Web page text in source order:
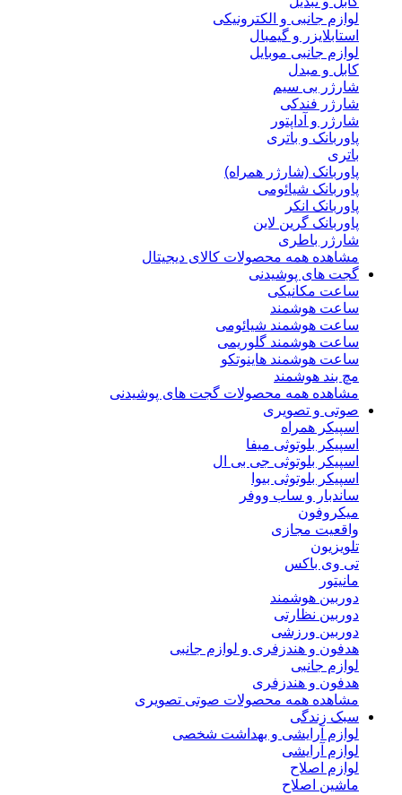
لوازم جانبی و الکترونیکی
استابلایزر و گیمبال
لوازم جانبی موبایل
کابل و مبدل
شارژر بی سیم
شارژر فندکی
شارژر و آداپتور
پاوربانک و باتری
باتری
پاوربانک (شارژر همراه)
پاوربانک شیائومی
پاوربانک انکر
پاوربانک گرین لاین
شارژر باطری
مشاهده همه محصولات کالای دیجیتال
گجت های پوشیدنی
ساعت مکانیکی
ساعت هوشمند
ساعت هوشمند شیائومی
ساعت هوشمند گلوریمی
ساعت هوشمند هاینوتکو
مچ بند هوشمند
مشاهده همه محصولات گجت های پوشیدنی
صوتی و تصویری
اسپیکر همراه
اسپیکر بلوتوثی میفا
اسپیکر بلوتوثی جی بی ال
اسپیکر بلوتوثی بیوا
ساندبار و ساب ووفر
میکروفون
واقعیت مجازی
تلویزیون
تی وی باکس
مانیتور
دوربین هوشمند
دوربین نظارتی
دوربین ورزشی
هدفون و هندزفری و لوازم جانبی
لوازم جانبی
هدفون و هندزفری
مشاهده همه محصولات صوتی تصویری
سبک زندگی
لوازم آرایشی و بهداشت شخصی
لوازم آرایشی
لوازم اصلاح
ماشین اصلاح